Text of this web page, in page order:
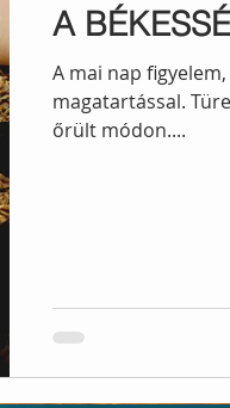
A
A mai nap
magatartással.
őrült módon....